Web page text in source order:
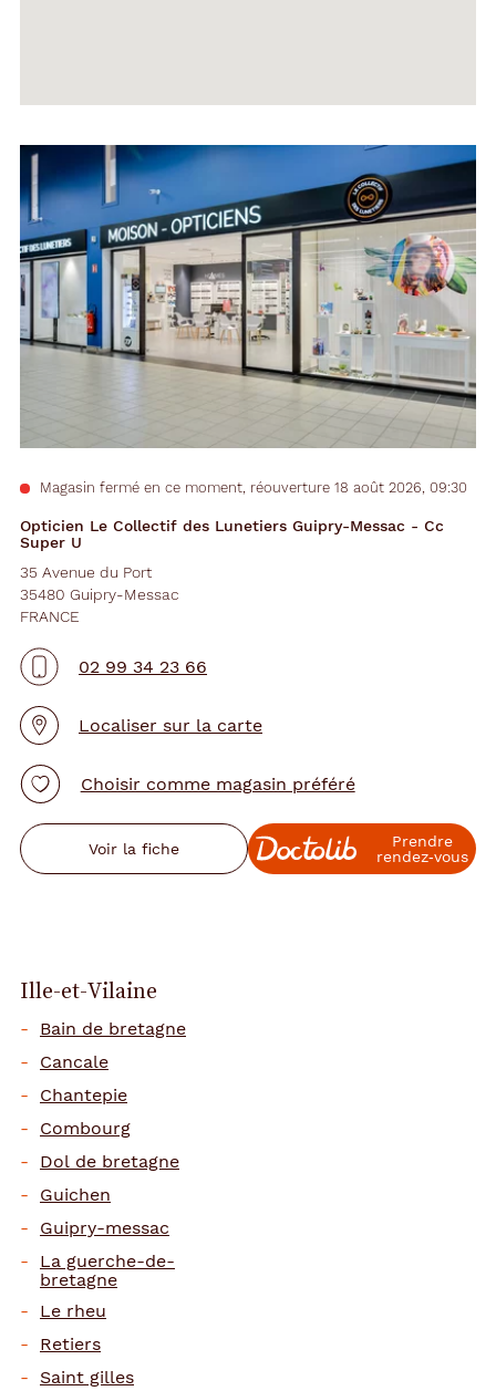
Voir
fiche
Opticien Le Collectif des Lunetiers Guipry-Messac - Cc
Super U
Magasin fermé en ce moment, réouverture 18 août 2026, 09:30
35 Avenue du Port
35480 Guipry-Messac
FRANCE
02 99 34 23 66
Localiser sur la carte
Choisir comme magasin préféré
Voir la fiche
Prendre
rendez‑vous
Ille-et-Vilaine
Bain de bretagne
Cancale
Chantepie
Combourg
Dol de bretagne
Guichen
Guipry-messac
La guerche-de-
bretagne
Le rheu
Retiers
Saint gilles